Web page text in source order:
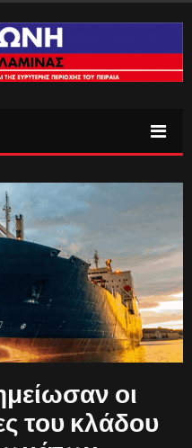
οι
του κλάδου